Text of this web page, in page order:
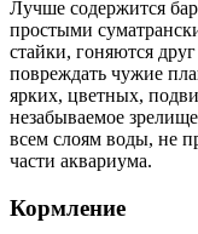
Лучше содержится
простыми
стайки, гоняются
повреждать чужие
ярких, цветных,
незабываемое
всем слоям воды, не
части аквариума.
Кормление